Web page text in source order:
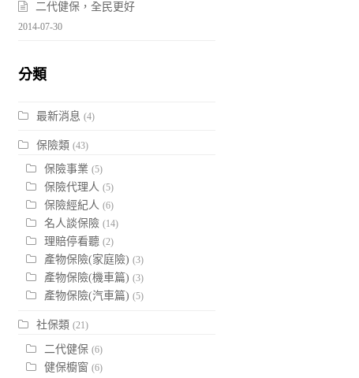
二代健保，全民更好
2014-07-30
分類
最新消息 (4)
保險類 (43)
保險事業 (5)
保險代理人 (5)
保險經紀人 (6)
名人談保險 (14)
理賠停看聽 (2)
產物保險(家庭險) (3)
產物保險(機車篇) (3)
產物保險(汽車篇) (5)
社保類 (21)
二代健保 (6)
健保櫥窗 (6)